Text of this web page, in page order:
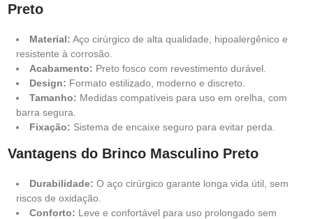
Preto
Material: Aço cirúrgico de alta qualidade, hipoalergênico e
resistente à corrosão.
Acabamento: Preto fosco com revestimento durável.
Design: Formato estilizado, moderno e discreto.
Tamanho: Medidas compatíveis para uso em orelha, com
barra segura.
Fixação: Sistema de encaixe seguro para evitar perda.
Vantagens do Brinco Masculino Preto
Durabilidade: O aço cirúrgico garante longa vida útil, sem
riscos de oxidação.
Conforto: Leve e confortável para uso prolongado sem